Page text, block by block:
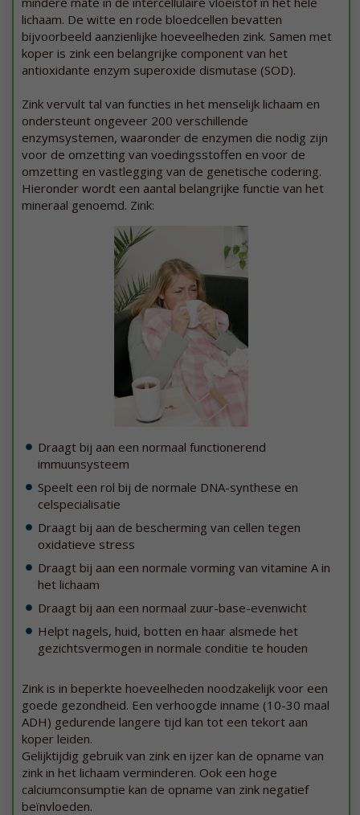
lichaam. De witte en rode bloedcellen bevatten
bijvoorbeeld aanzienlijke hoeveelheden zink. Samen met
koper is zink een belangrijke component van het
antioxidante enzym superoxide dismutase (SOD).
Zink vervult tal van functies in het menselijk lichaam en
ondersteunt ongeveer 200 verschillende
enzymsystemen, waaronder de enzymen die nodig zijn
voor de omzetting van voedingsstoffen en voor de
omzetting en vastlegging van de genetische codering.
Hieronder wordt een aantal belangrijke functie van het
mineraal genoemd. Zink:
Draagt bij aan een normaal functionerend
immuunsysteem
Speelt een rol bij de normale DNA-synthese en
celspecialisatie
Draagt bij aan de bescherming van cellen tegen
oxidatieve stress
Draagt bij aan een normale vorming van vitamine A in
het lichaam
Draagt bij aan een normaal zuur-base-evenwicht
Helpt nagels, huid, botten en haar alsmede het
gezichtsvermogen in normale conditie te houden
Zink is in beperkte hoeveelheden noodzakelijk voor een
goede gezondheid. Een verhoogde inname (10-30 maal
ADH) gedurende langere tijd kan tot een tekort aan
koper leiden.
Gelijktijdig gebruik van zink en ijzer kan de opname van
zink in het lichaam verminderen. Ook een hoge
calciumconsumptie kan de opname van zink negatief
beïnvloeden.